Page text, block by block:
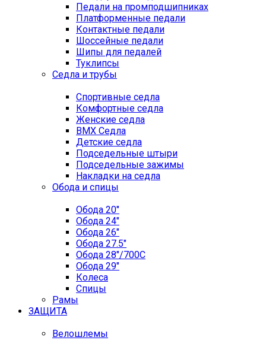
Педали на промподшипниках
Платформенные педали
Контактные педали
Шоссейные педали
Шипы для педалей
Туклипсы
Седла и трубы
Спортивные седла
Комфортные седла
Женские седла
BMX Седла
Детские седла
Подседельные штыри
Подседельные зажимы
Накладки на седла
Обода и спицы
Обода 20"
Обода 24"
Обода 26"
Обода 27.5"
Обода 28"/700C
Обода 29"
Колеса
Спицы
Рамы
ЗАЩИТА
Велошлемы